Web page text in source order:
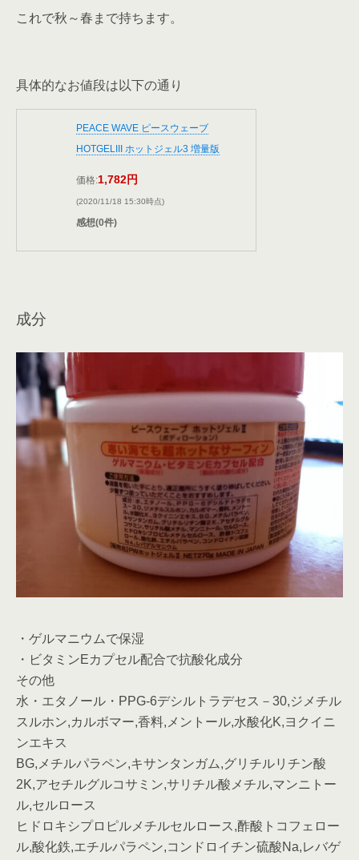
これで秋～春まで持ちます。
具体的なお値段は以下の通り
PEACE WAVE ピースウェーブ
HOTGELIII ホットジェル3 増量版
価格:1,782円
(2020/11/18 15:30時点)
感想(0件)
成分
・ゲルマニウムで保湿
・ビタミンEカプセル配合で抗酸化成分
その他
水・エタノール・PPG-6デシルトラデセス－30,ジメチル
スルホン,カルボマー,香料,メントール,水酸化K,ヨクイニ
ンエキス
BG,メチルパラペン,キサンタンガム,グリチルリチン酸
2K,アセチルグルコサミン,サリチル酸メチル,マンニトー
ル,セルロース
ヒドロキシプロピルメチルセルロース,酢酸トコフェロー
ル,酸化鉄,エチルパラペン,コンドロイチン硫酸Na,レバゲ